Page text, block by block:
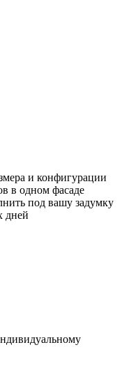
и конфигурации
в одном фасаде
под вашу задумку
дней